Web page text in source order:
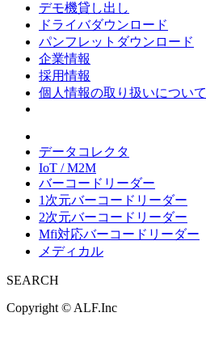
デモ機貸し出し
ドライバダウンロード
パンフレットダウンロード
企業情報
採用情報
個人情報の取り扱いについて
データコレクタ
IoT / M2M
バーコードリーダー
1次元バーコードリーダー
2次元バーコードリーダー
Mfi対応バーコードリーダー
メディカル
SEARCH
Copyright © ALF.Inc